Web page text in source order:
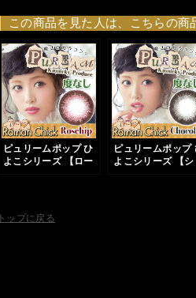
この商品を見た人は、こちらの商
ピュリームポップ ひ
よこシリーズ 【ロー
ピュリームポップ
よこシリーズ 【シ
トップに戻る